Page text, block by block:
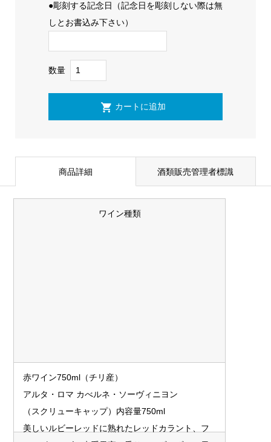
●彫刻する記念日（記念日を彫刻しない際は無
しとお書込み下さい）
数量
商品詳細 酒類販売管理者標識
ワイン種類
赤ワイン750ml（チリ産）
アルタ・ロマ カべルネ・ソーヴィニヨン
（スクリューキャップ）内容量750ml
美しいルビーレッドに熟れたレッドカラント、フ